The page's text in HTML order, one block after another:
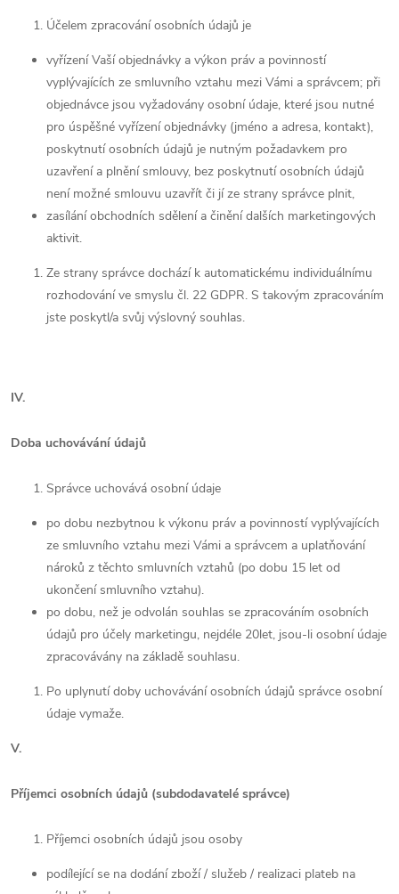
Účelem zpracování osobních údajů je
vyřízení Vaší objednávky a výkon práv a povinností
vyplývajících ze smluvního vztahu mezi Vámi a správcem; při
objednávce jsou vyžadovány osobní údaje, které jsou nutné
pro úspěšné vyřízení objednávky (jméno a adresa, kontakt),
poskytnutí osobních údajů je nutným požadavkem pro
uzavření a plnění smlouvy, bez poskytnutí osobních údajů
není možné smlouvu uzavřít či jí ze strany správce plnit,
zasílání obchodních sdělení a činění dalších marketingových
aktivit.
Ze strany správce dochází k automatickému individuálnímu
rozhodování ve smyslu čl. 22 GDPR. S takovým zpracováním
jste poskytl/a svůj výslovný souhlas.
IV.
Doba uchovávání údajů
Správce uchovává osobní údaje
po dobu nezbytnou k výkonu práv a povinností vyplývajících
ze smluvního vztahu mezi Vámi a správcem a uplatňování
nároků z těchto smluvních vztahů (po dobu 15 let od
ukončení smluvního vztahu).
po dobu, než je odvolán souhlas se zpracováním osobních
údajů pro účely marketingu, nejdéle 20let, jsou-li osobní údaje
zpracovávány na základě souhlasu.
Po uplynutí doby uchovávání osobních údajů správce osobní
údaje vymaže.
V.
Příjemci osobních údajů (subdodavatelé správce)
Příjemci osobních údajů jsou osoby
podílející se na dodání zboží / služeb / realizaci plateb na